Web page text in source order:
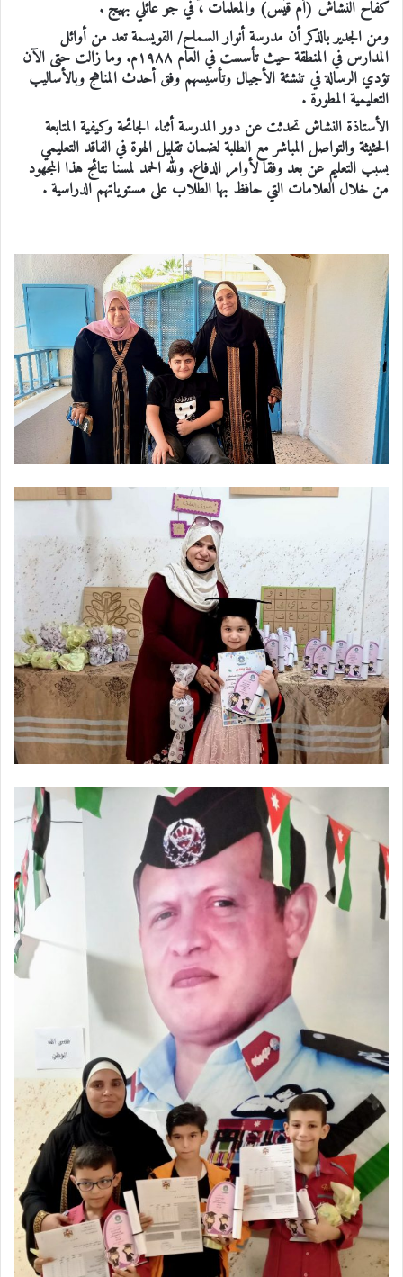
كفاح النشاش (أم قيس) والمعلمات ، في جو عائلي بهيج .
ومن الجدير بالذكر أن مدرسة أنوار السماح/ القويسمة تعد من أوائل
المدارس في المنطقة حيث تأسست في العام ١٩٨٨م. وما زالت حتى الآن
تؤدي الرسالة في تنشئة الأجيال وتأسيسهم وفق أحدث المناهج وبالأساليب
التعليمية المطورة .
الأستاذة النشاش تحدثت عن دور المدرسة أثناء الجائحة وكيفية المتابعة
الحثيثة والتواصل المباشر مع الطلبة لضمان تقليل الهوة في الفاقد التعليمي
بسبب التعليم عن بعد وفقا لأوامر الدفاع. ولله الحمد لمسنا نتائج هذا المجهود
من خلال العلامات التي حافظ بها الطلاب على مستوياتهم الدراسية .